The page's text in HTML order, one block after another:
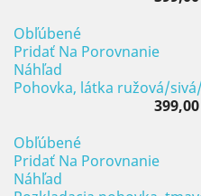
Obľúbené
Pridať Na Porovnanie
Náhľad
Pohovka, látka ružová/
Obľúbené
Pridať Na Porovnanie
Náhľad